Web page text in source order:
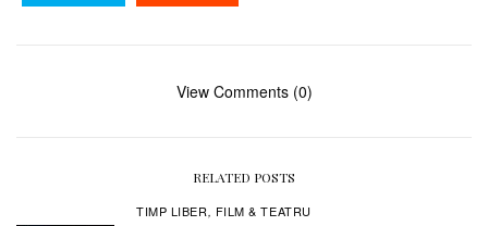
View Comments (0)
RELATED POSTS
TIMP LIBER , FILM & TEATRU